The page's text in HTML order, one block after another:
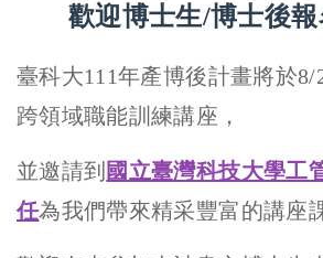
歡迎博士生/博士後報
臺科大111年產博後計畫將於8/
跨領域職能訓練講座，
並邀請到 國立臺灣科技大學工
任為我們帶來精采豐富的講座